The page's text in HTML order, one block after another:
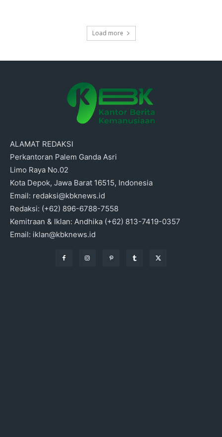
Load more
ALAMAT REDAKSI
Perkantoran Palem Ganda Asri
Limo Raya No.02
Kota Depok, Jawa Barat 16515, Indonesia
Email: redaksi@kbknews.id
Redaksi: (+62) 896-6788-7558
Kemitraan & Iklan: Andhika (+62) 813-7419-0357
Email: iklan@kbknews.id